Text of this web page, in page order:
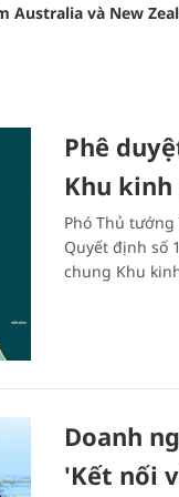
Australia và New
Phê
Khu kinh
Phó Thủ
Quyết định số
chung Khu
Doanh
'Kết nối